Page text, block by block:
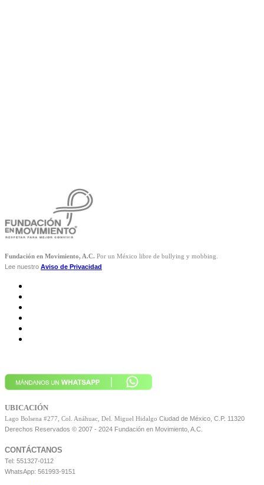
Fundación en Movimiento, A.C. Por un México libre de bullying y mobbing.
Lee nuestro Aviso de Privacidad
UBICACIÓN
Lago Bolsena #277, Col. Anáhuac, Del. Miguel Hidalgo Ciudad de México, C.P. 11320
Derechos Reservados © 2007 - 2024 Fundación en Movimiento, A.C.
CONTÁCTANOS
Tel: 551327-0112
WhatsApp: 561993-9151